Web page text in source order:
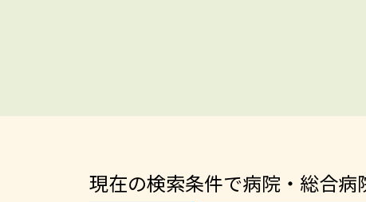
現在の検索条件で病院・総合